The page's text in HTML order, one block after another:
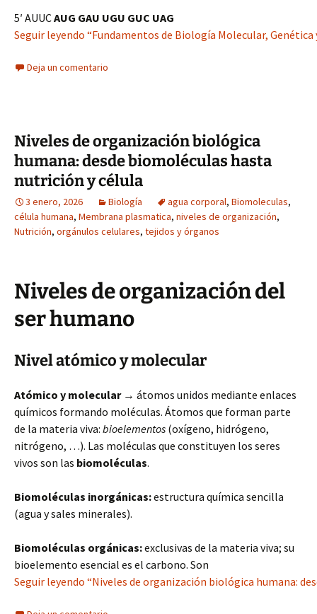
5′ AUUCAUG GAU UGU GUC UAG
Seguir leyendo “Fundamentos de Biología Molecular, Genética
Deja un comentario
Niveles de organización biológica
humana: desde biomoléculas hasta
nutrición y célula
3 enero, 2026 Biología agua corporal, Biomoleculas,
célula humana, Membrana plasmatica, niveles de organización,
Nutrición, orgánulos celulares, tejidos y órganos
Niveles de organización del
ser humano
Nivel atómico y molecular
Atómico y molecular→ átomos unidos mediante enlaces
químicos formando moléculas. Átomos que forman parte
de la materia viva: bioelementos (oxígeno, hidrógeno,
nitrógeno, …). Las moléculas que constituyen los seres
vivos son las biomoléculas.
Biomoléculas inorgánicas:estructura química sencilla
(agua y sales minerales).
Biomoléculas orgánicas:exclusivas de la materia viva; su
bioelemento esencial es el carbono. Son
Seguir leyendo “Niveles de organización biológica humana: